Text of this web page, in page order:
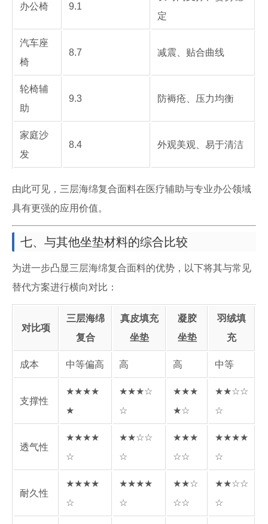
办公椅 9.1
定
汽车座
椅
8.7 减震、贴合曲线
轮椅辅
助
9.3 防褥疮、压力均衡
家庭沙
发
8.4 外观美观、易于清洁
由此可见，三层海绵复合面料在医疗辅助与专业办公领域
具有更强的应用价值。
七、与其他坐垫材料的综合比较
为进一步凸显三层海绵复合面料的优势，以下将其与常见
替代方案进行横向对比：
对比项
三层海绵
复合
真皮填充
坐垫
凝胶
坐垫
羽绒填
充
成本 中等偏高 高 高 中等
支撑性
★★★★
★
★★★☆
☆
★★★
★☆
★★☆☆
☆
透气性
★★★★
☆
★★☆☆
☆
★★★
☆☆
★★★★
☆
耐久性
★★★★
☆
★★★★
☆
★★☆
☆☆
★★☆☆
☆